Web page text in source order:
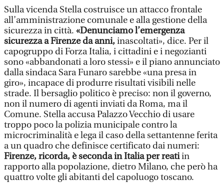
Sulla vicenda Stella costruisce un attacco frontale
all’amministrazione comunale e alla gestione della
sicurezza in città. «Denunciamo l’emergenza
sicurezza a Firenze da anni,inascoltati», dice. Per il
capogruppo di Forza Italia, i cittadini e i negozianti
sono «abbandonati a loro stessi» e il piano annunciato
dalla sindaca Sara Funaro sarebbe «una presa in
giro», incapace di produrre risultati visibili nelle
strade. Il bersaglio politico è preciso: non il governo,
non il numero di agenti inviati da Roma, ma il
Comune. Stella accusa Palazzo Vecchio di usare
troppo poco la polizia municipale contro la
microcriminalità e lega il caso della settantenne ferita
a un quadro che definisce certificato dai numeri:
Firenze, ricorda, è seconda in Italia per reatiin
rapporto alla popolazione, dietro Milano, che però ha
quattro volte gli abitanti del capoluogo toscano.